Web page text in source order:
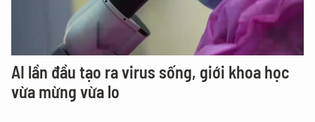
AI lần đầu tạo ra virus sống, giới khoa học
vừa mừng vừa lo